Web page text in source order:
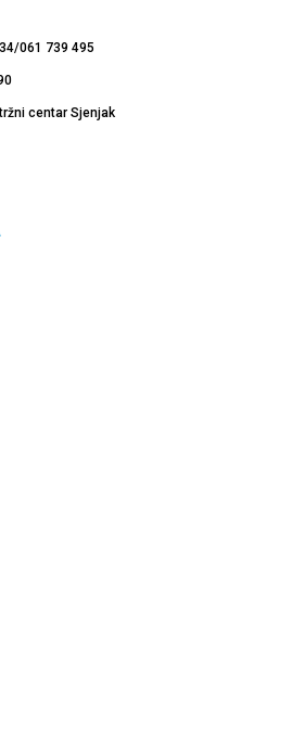
061 739 495
centar Sjenjak